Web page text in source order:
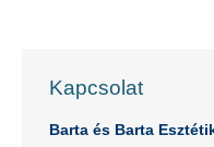
Kapcsolat
Barta és Barta